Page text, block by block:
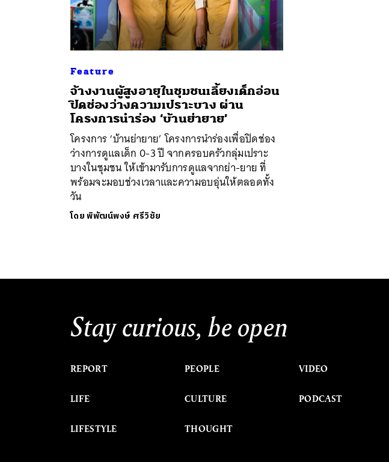
Feature
จ้างงานผู้สูงอายุในชุมชนเลี้ยงเด็กอ่อน
ปิดช่องว่างความเปราะบาง ผ่าน
โครงการนำร่อง ‘บ้านย่ายาย’
โครงการ ‘บ้านย่ายาย’ โครงการนำร่องเพื่อปิดช่อง
ว่างการดูแลเด็ก 0-3 ปี จากครอบครัวกลุ่มเปราะ
บางในชุมชน ให้เข้ามารับการดูแลจากย่า-ยาย ที่
พร้อมจะมอบช่วงเวลาและความอบอุ่นให้ตลอดทั้ง
วัน
โดยพิพัฒน์พงษ์ ศรีวิชัย
Stay curious, be open
REPORT
LIFE
LIFESTYLE
PEOPLE
CULTURE
THOUGHT
VIDEO
PODCAST